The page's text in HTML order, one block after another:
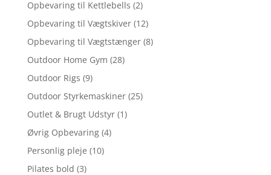
Opbevaring til Kettlebells (2)
Opbevaring til Vægtskiver (12)
Opbevaring til Vægtstænger (8)
Outdoor Home Gym (28)
Outdoor Rigs (9)
Outdoor Styrkemaskiner (25)
Outlet & Brugt Udstyr (1)
Øvrig Opbevaring (4)
Personlig pleje (10)
Pilates bold (3)